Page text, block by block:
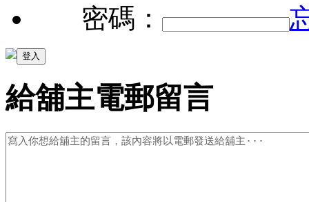
密碼：
給舖主電郵留言